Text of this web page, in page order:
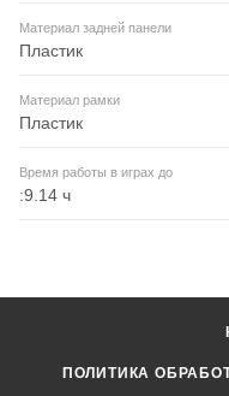
Материал задней панели
Пластик
Материал рамки
Пластик
Время работы в играх до
:9.14 ч
ПОЛИТИКА